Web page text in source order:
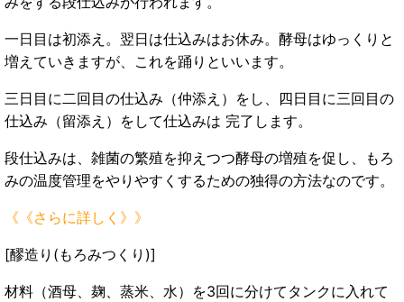
一日目は初添え。翌日は仕込みはお休み。酵母はゆっくりと
増えていきますが、これを踊りといいます。
三日目に二回目の仕込み（仲添え）をし、四日目に三回目の
仕込み（留添え）をして仕込みは 完了します。
段仕込みは、雑菌の繁殖を抑えつつ酵母の増殖を促し、もろ
みの温度管理をやりやすくするための独得の方法なのです。
《《さらに詳しく》》
[醪造り(もろみつくり)]
材料（酒母、麹、蒸米、水）を3回に分けてタンクに入れて